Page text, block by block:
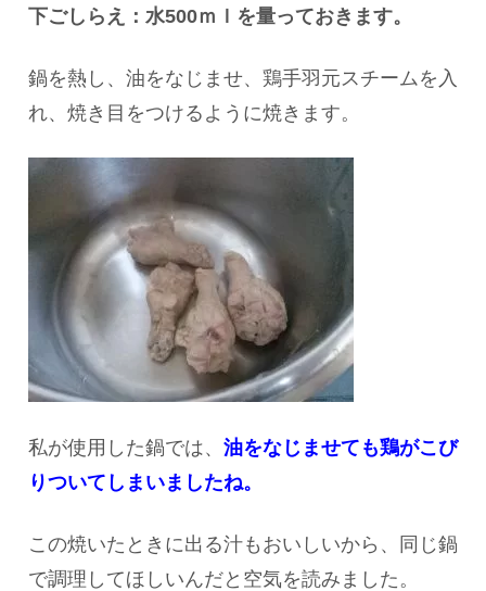
下ごしらえ：水500ｍｌを量っておきます。
鍋を熱し、油をなじませ、鶏手羽元スチームを入
れ、焼き目をつけるように焼きます。
私が使用した鍋では、 油をなじませても鶏がこび
りついてしまいましたね。
この焼いたときに出る汁もおいしいから、同じ鍋
で調理してほしいんだと空気を読みました。